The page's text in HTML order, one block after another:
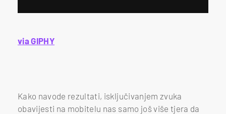
via GIPHY
Kako navode rezultati, isključivanjem zvuka
obavijesti na mobitelu nas samo još više tjera da